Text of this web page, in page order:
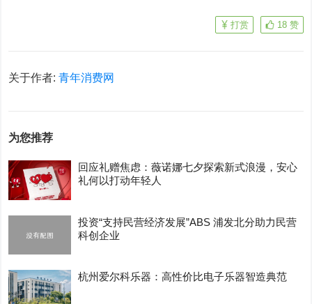
18 赞
打赏
关于作者:青年消费网
为您推荐
回应礼赠焦虑：薇诺娜七夕探索新式浪漫，安心
礼何以打动年轻人
投资“支持民营经济发展”ABS 浦发北分助力民营
科创企业
杭州爱尔科乐器：高性价比电子乐器智造典范